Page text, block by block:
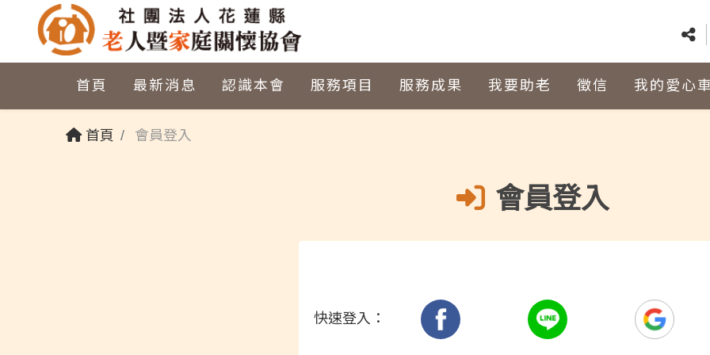
首頁 最新消息 認識本會 服務項目 服務成果 我要助老 徵信 我的愛心
首頁 會員登入
會員登入
快速登入：